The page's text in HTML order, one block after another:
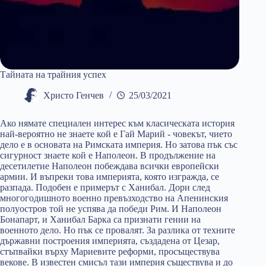
Тайната на трайния успех
Христо Генчев 25/03/2021
Ако нямате специален интерес към класическата история
най-вероятно не знаете кой е Гай Марий - човекът, чието
дело е в основата на Римската империя. Но затова пък със
сигурност знаете кой е Наполеон. В продължение на
десетилетие Наполеон побеждава всички европейски
армии. И въпреки това империята, която изгражда, се
разпада. Подобен е примерът с Ханибал. Дори след
многогодишното военно превъзходство на Апенинския
полуостров той не успява да победи Рим. И Наполеон
Бонапарт, и Ханибал Барка са признати гении на
военното дело. Но пък се провалят. За разлика от техните
държавни построения империята, създадена от Цезар,
стъпвайки върху Мариевите реформи, просъществува
векове. В известен смисъл тази империя съществува и до